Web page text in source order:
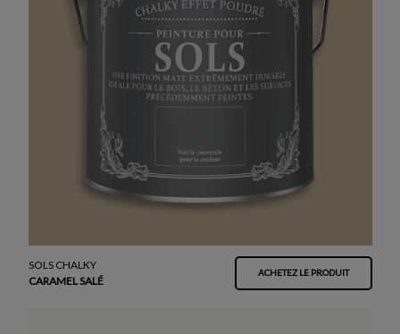
SOLS CHALKY
CARAMEL SALÉ
ACHETEZ LE PRODUIT